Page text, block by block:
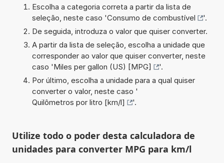
Escolha a categoria correta a partir da lista de
seleção, neste caso 'Consumo de combustível
'.
De seguida, introduza o valor que quiser converter.
A partir da lista de seleção, escolha a unidade que
corresponder ao valor que quiser converter, neste
caso 'Miles per gallon (US) [MPG]
'.
Por último, escolha a unidade para a qual quiser
converter o valor, neste caso '
Quilômetros por litro [km/l]
'.
Utilize todo o poder desta calculadora de
unidades para converter MPG para km/l